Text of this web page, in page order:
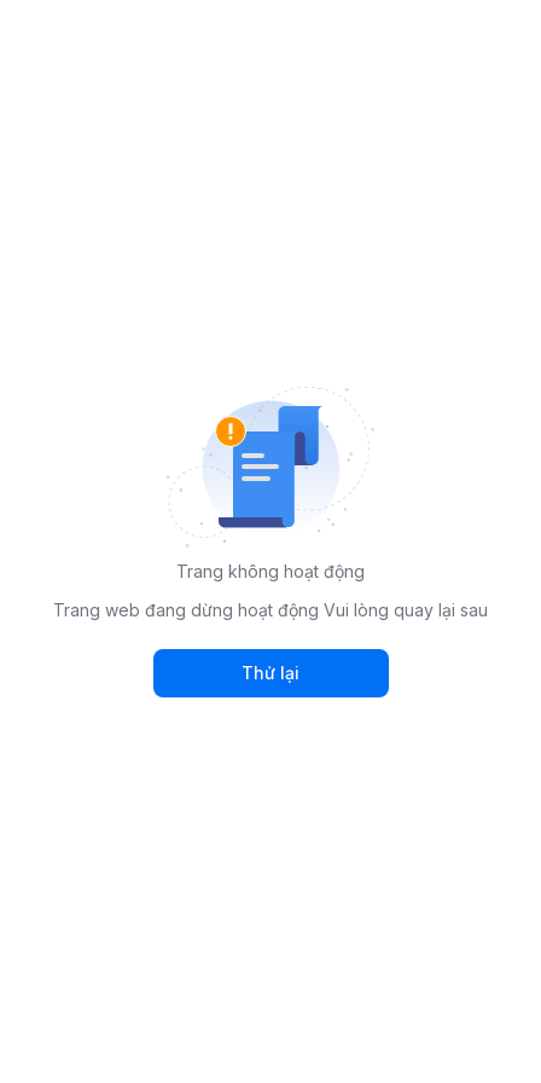
Trang không hoạt động
Trang web đang dừng hoạt động Vui lòng quay lại sau
Thử lại